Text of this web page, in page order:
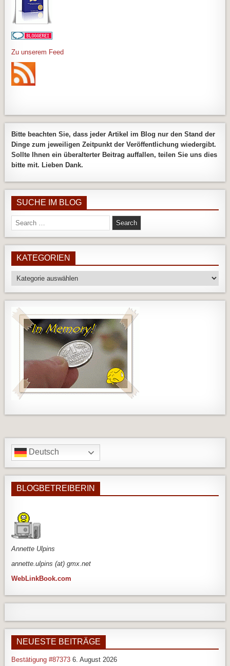
Zu unserem Feed
Bitte beachten Sie, dass jeder Artikel im Blog nur den Stand der
Dinge zum jeweiligen Zeitpunkt der Veröffentlichung wiedergibt.
Sollte Ihnen ein überalterter Beitrag auffallen, teilen Sie uns dies
bitte mit. Lieben Dank.
SUCHE IM BLOG
Search
for:
KATEGORIEN
Kategorien
Deutsch
BLOGBETREIBERIN
Annette Ulpins
annette.ulpins (at) gmx.net
WebLinkBook.com
NEUESTE BEITRÄGE
Bestätigung #87373 6. August 2026